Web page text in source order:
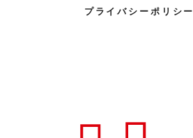
プライバシーポリシー